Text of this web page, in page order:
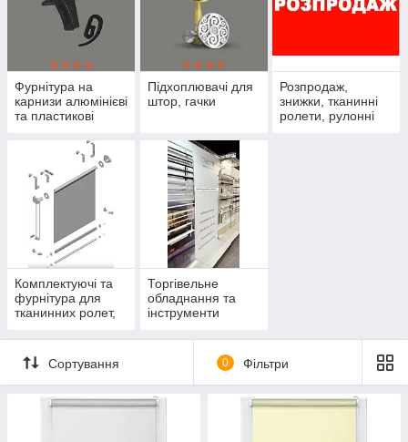
Фурнітура на
карнизи алюмінієві
та пластикові
Підхоплювачі для
штор, гачки
Розпродаж,
знижки, тканинні
ролети, рулонні
Комплектуючі та
фурнітура для
тканинних ролет,
механізмів
Торгівельне
обладнання та
інструменти
та ролети
Сортування
0 Фільтри